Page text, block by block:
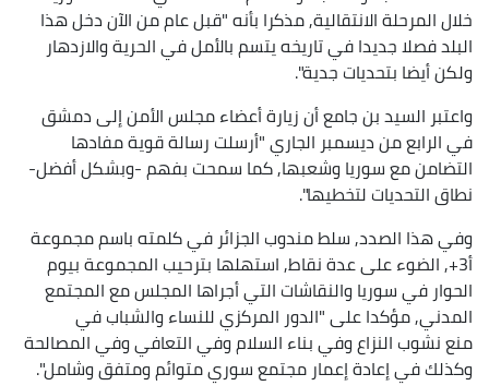
خلال المرحلة الانتقالية, مذكرا بأنه "قبل عام من الآن دخل هذا
البلد فصلا جديدا في تاريخه يتسم بالأمل في الحرية والازدهار
ولكن أيضا بتحديات جدية".
واعتبر السيد بن جامع أن زيارة أعضاء مجلس الأمن إلى دمشق
في الرابع من ديسمبر الجاري "أرسلت رسالة قوية مفادها
التضامن مع سوريا وشعبها, كما سمحت بفهم -وبشكل أفضل-
نطاق التحديات لتخطيها".
وفي هذا الصدد, سلط مندوب الجزائر في كلمته باسم مجموعة
أ3+, الضوء على عدة نقاط, استهلها بترحيب المجموعة بيوم
الحوار في سوريا والنقاشات التي أجراها المجلس مع المجتمع
المدني, مؤكدا على "الدور المركزي للنساء والشباب في
منع نشوب النزاع وفي بناء السلام وفي التعافي وفي المصالحة
وكذلك في إعادة إعمار مجتمع سوري متوائم ومتفق وشامل".